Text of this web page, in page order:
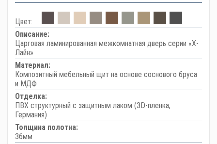
Цвет:
Описание:
Царговая ламинированная межкомнатная дверь серии «Х-
Лайн»
Материал:
Композитный мебельный щит на основе соснового бруса
и МДФ
Отделка:
ПВХ структурный с защитным лаком (3D-пленка,
Германия)
Толщина полотна:
36мм